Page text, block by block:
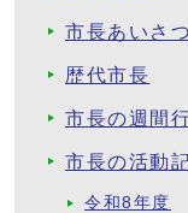
市長あいさつ
歴代市長
市長の週間
市長の活動
令和8年度